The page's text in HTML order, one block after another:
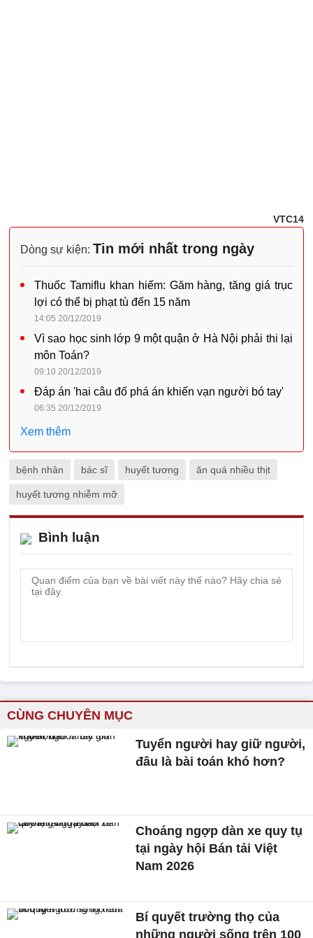
VTC14
Dòng sự kiện: Tin mới nhất trong ngày
Thuốc Tamiflu khan hiếm: Găm hàng, tăng giá trục
lợi có thể bị phạt tù đến 15 năm
14:05 20/12/2019
Vì sao học sinh lớp 9 một quận ở Hà Nội phải thi lại
môn Toán?
09:10 20/12/2019
Đáp án 'hai câu đố phá án khiến vạn người bó tay'
06:35 20/12/2019
Xem thêm
bệnh nhân bác sĩ huyết tương ăn quá nhiều thịt
huyết tương nhiễm mỡ
Bình luận
CÙNG CHUYÊN MỤC
Tuyển người hay giữ người,
đâu là bài toán khó hơn?
Choáng ngợp dàn xe quy tụ
tại ngày hội Bán tải Việt
Nam 2026
Bí quyết trường thọ của
những người sống trên 100